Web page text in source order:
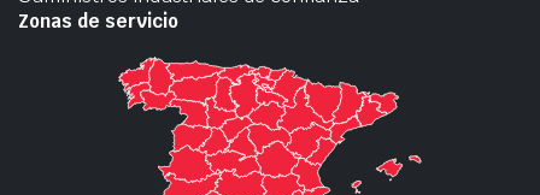
Zonas de servicio